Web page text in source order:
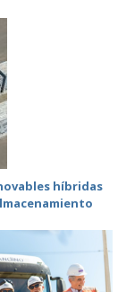
híbridas